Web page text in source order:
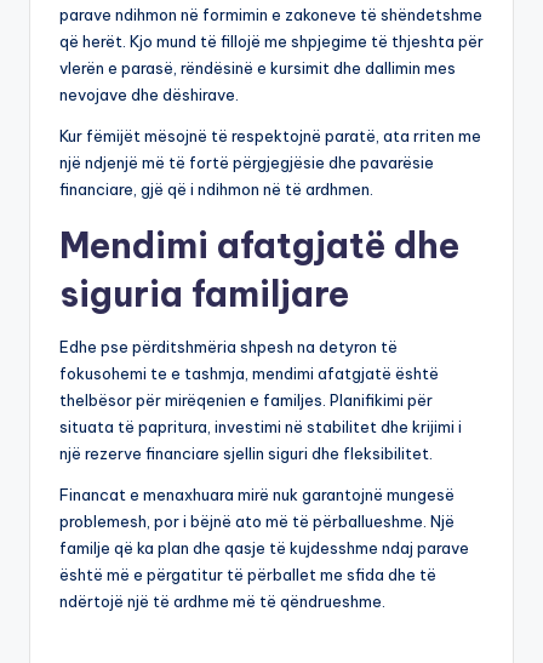
parave ndihmon në formimin e zakoneve të shëndetshme
që herët. Kjo mund të fillojë me shpjegime të thjeshta për
vlerën e parasë, rëndësinë e kursimit dhe dallimin mes
nevojave dhe dëshirave.
Kur fëmijët mësojnë të respektojnë paratë, ata rriten me
një ndjenjë më të fortë përgjegjësie dhe pavarësie
financiare, gjë që i ndihmon në të ardhmen.
Mendimi afatgjatë dhe
siguria familjare
Edhe pse përditshmëria shpesh na detyron të
fokusohemi te e tashmja, mendimi afatgjatë është
thelbësor për mirëqenien e familjes. Planifikimi për
situata të papritura, investimi në stabilitet dhe krijimi i
një rezerve financiare sjellin siguri dhe fleksibilitet.
Financat e menaxhuara mirë nuk garantojnë mungesë
problemesh, por i bëjnë ato më të përballueshme. Një
familje që ka plan dhe qasje të kujdesshme ndaj parave
është më e përgatitur të përballet me sfida dhe të
ndërtojë një të ardhme më të qëndrueshme.